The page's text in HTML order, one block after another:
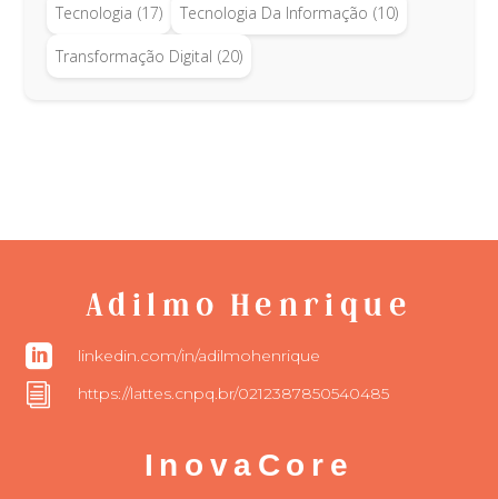
Tecnologia (17) Tecnologia Da Informação (10)
Transformação Digital (20)
Adilmo Henrique
 linkedin.com/in/adilmohenrique
i https://lattes.cnpq.br/0212387850540485
InovaCore